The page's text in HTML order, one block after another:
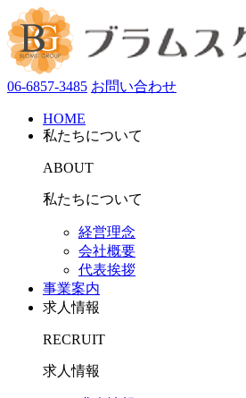
06-6857-3485 お問い合わせ
HOME
私たちについて
ABOUT
私たちについて
経営理念
会社概要
代表挨拶
事業案内
求人情報
RECRUIT
求人情報